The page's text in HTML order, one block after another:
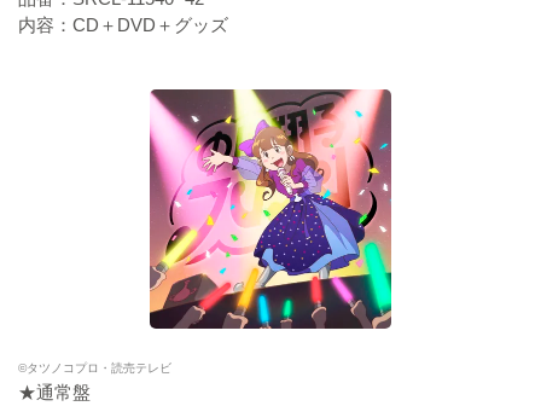
内容：CD＋DVD＋グッズ
©タツノコプロ・読売テレビ
★通常盤